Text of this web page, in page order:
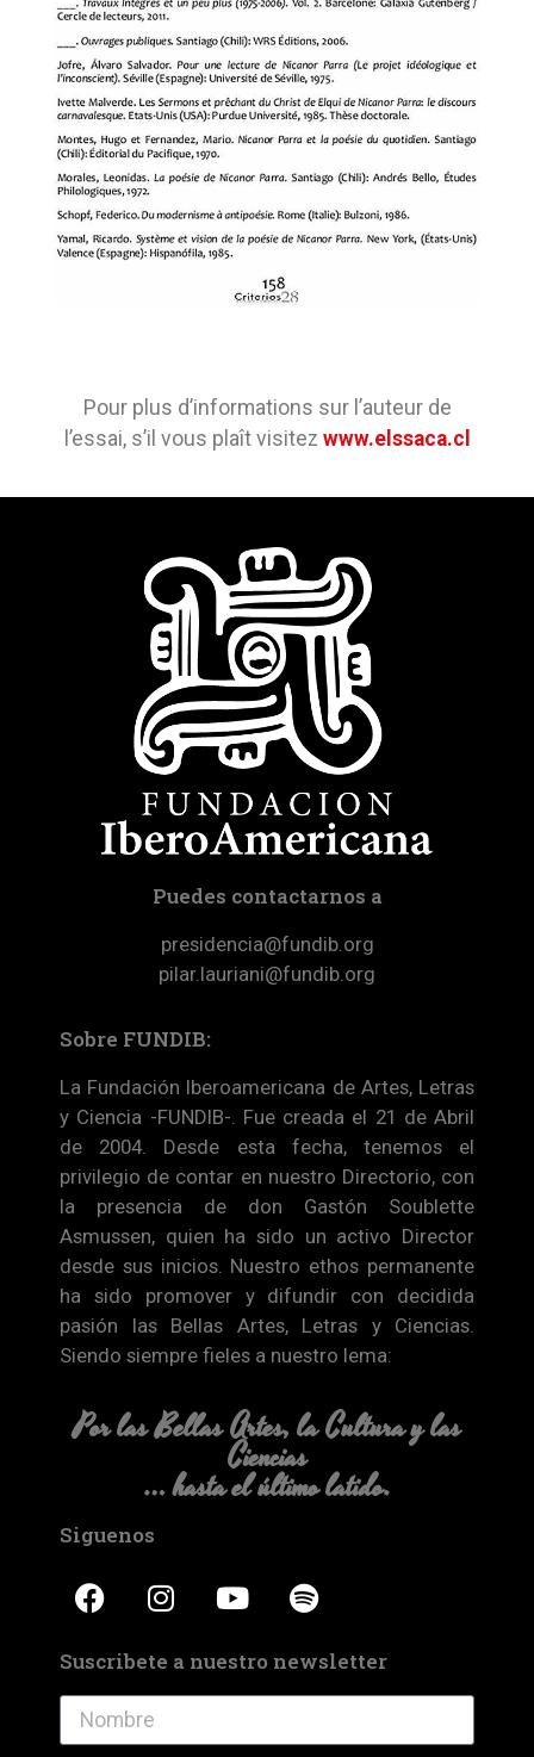
Pour plus d’informations sur l’auteur de
l’essai, s’il vous plaît visitez www.elssaca.cl
Puedes contactarnos a
presidencia@fundib.org
pilar.lauriani@fundib.org
Sobre FUNDIB:
La Fundación Iberoamericana de Artes, Letras
y Ciencia -FUNDIB-. Fue creada el 21 de Abril
de 2004. Desde esta fecha, tenemos el
privilegio de contar en nuestro Directorio, con
la presencia de don Gastón Soublette
Asmussen, quien ha sido un activo Director
desde sus inicios. Nuestro ethos permanente
ha sido promover y difundir con decidida
pasión las Bellas Artes, Letras y Ciencias.
Siendo siempre fieles a nuestro lema:
Por las Bellas Artes, la Cultura y las
Ciencias
… hasta el último latido.
Siguenos
Suscribete a nuestro newsletter